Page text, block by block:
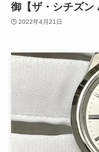
御【ザ・シチズン
2022年4月21日